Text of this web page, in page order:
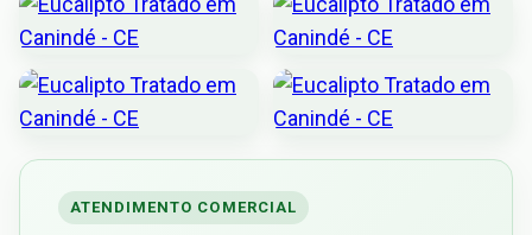
ATENDIMENTO COMERCIAL